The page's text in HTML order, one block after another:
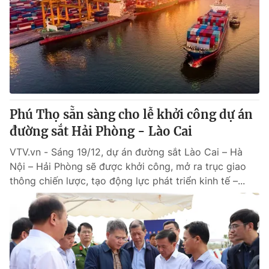
Phú Thọ sẵn sàng cho lễ khởi công dự án
đường sắt Hải Phòng - Lào Cai
VTV.vn - Sáng 19/12, dự án đường sắt Lào Cai – Hà
Nội – Hải Phòng sẽ được khởi công, mở ra trục giao
thông chiến lược, tạo động lực phát triển kinh tế –...